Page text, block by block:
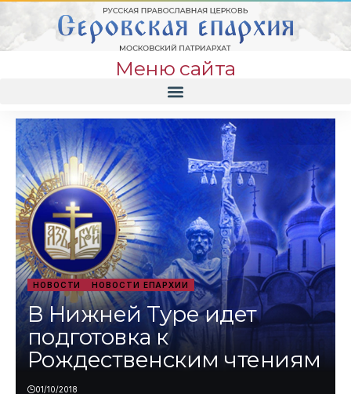
Меню сайта
НОВОСТИ НОВОСТИ ЕПАРХИИ
В Нижней Туре идет
подготовка к
Рождественским чтениям
01/10/2018